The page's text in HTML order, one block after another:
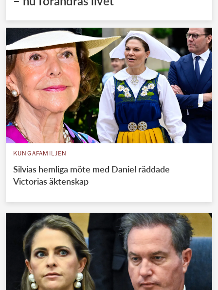
KUNGAFAMILJEN
Silvias hemliga möte med Daniel räddade
Victorias äktenskap